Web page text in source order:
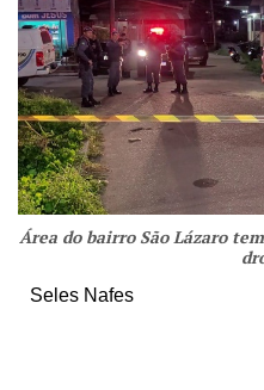
Área do bairro São Lázaro
Seles Nafes